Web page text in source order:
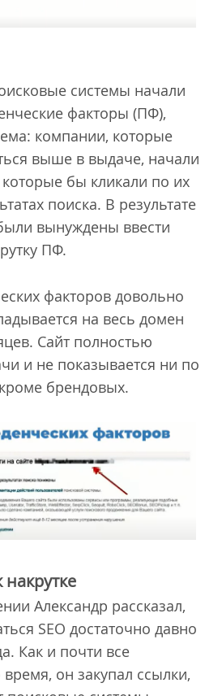
системы начали
факторы (ПФ),
компании, которые
выше в выдаче, начали
бы кликали по их
поиска. В результате
вынуждены ввести
ПФ.
факторов довольно
на весь домен
Сайт полностью
и не показывается ни по
брендовых.
накрутке
Александр рассказал,
SEO достаточно давно
Как и почти все
он закупал ссылки,